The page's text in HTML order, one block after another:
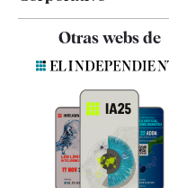
Contacto
Quiénes somos
Especificaciones
Otras webs de